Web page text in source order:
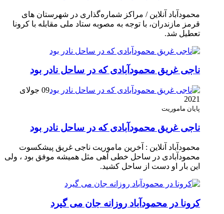
محمودآباد آنلاین / مراکز شماره‌گذاری در شهر‌ستان های
قرمز مازندران، با توجه به مصوبه ستاد ملی مقابله با کرونا
تعطیل شد.
ناجی غریق محمودآبادی که در ساحل نادر بود
09 جولای
2021
پایان ماموریت
ناجی غریق محمودآبادی که در ساحل نادر بود
محمودآباد آنلاین : آخرین ماموریت ناجی غریق پیشکسوت
محمودآبادی در ساحل خطی آهی مثل همیشه موفق بود ، ولی
این بار او دست از ساحل کشید.
کرونا در محمودآباد روزانه جان می گیرد